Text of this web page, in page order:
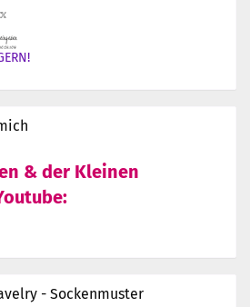
& der Kleinen
- Sockenmuster